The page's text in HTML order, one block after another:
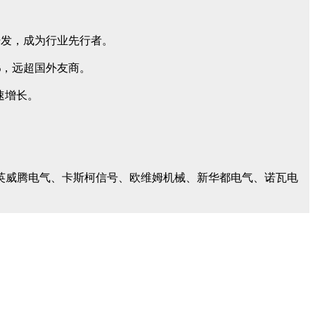
，成为行业先行者。
远超国外友商。
长。
腾电气、卡斯柯信号、欧维姆机械、新华都电气、诺瓦电